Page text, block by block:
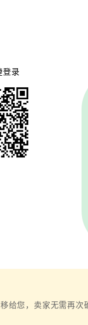
登录
给您，卖家无需再